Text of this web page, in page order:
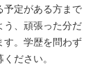
予定がある方まで
う、頑張った分だ
す。学歴を問わず
ださい。